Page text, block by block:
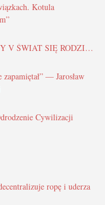
Kotula
V ŚWIAT SIĘ RODZI…
— Jarosław
Cywilizacji
ropę i uderza